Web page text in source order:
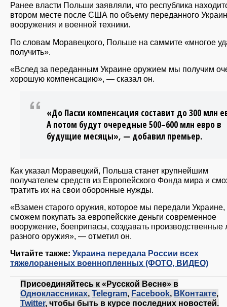
Ранее власти Польши заявляли, что республика
втором месте после США по объему переданного
вооружения и военной техники.
По словам Моравецкого, Польше на саммите «многое
получить».
«Вслед за переданным Украине оружием мы получим
хорошую компенсацию», — сказал он.
«До Пасхи компенсация составит до 300 млн
А потом будут очередные 500–600 млн евро в
будущие месяцы», — добавил премьер.
Как указал Моравецкий, Польша станет крупнейшим
получателем средств из Европейского Фонда мира и
тратить их на свои оборонные нужды.
«Взамен старого оружия, которое мы передали
сможем покупать за европейские деньги современное
вооружение, боеприпасы, создавать производственные
разного оружия», — отметил он.
Читайте также: Украина передала России всех
тяжелораненых военнопленных (ФОТО, ВИДЕО)
Присоединяйтесь к «Русской Весне» в
Одноклассниках Telegram Facebook ВКонтакте
Twitter, чтобы быть в курсе последних новостей.